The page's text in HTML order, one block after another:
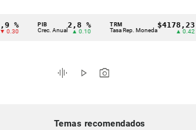
Cintillo
indicadores
económicos
PIB
Crec. Anual
2,8 %
▲ 0.10
TRM
Tasa Rep. Moneda
$4178,23
▲ 0.42
graphic_eq play_arrow photo_camera
Temas recomendados